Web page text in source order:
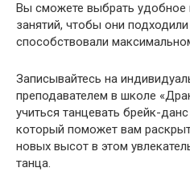
Вы сможете выбрать удобное
занятий, чтобы они
способствовали
Записывайтесь на
преподавателем в школе
учиться танцевать брейк-
который поможет вам
новых высот в этом
танца.